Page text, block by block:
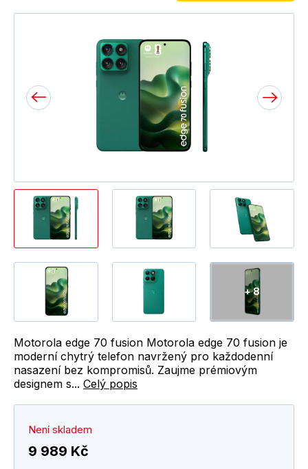
+ 8
Motorola edge 70 fusion Motorola edge 70 fusion je
moderní chytrý telefon navržený pro každodenní
nasazení bez kompromisů. Zaujme prémiovým
designem s... Celý popis
Není skladem
9 989 Kč